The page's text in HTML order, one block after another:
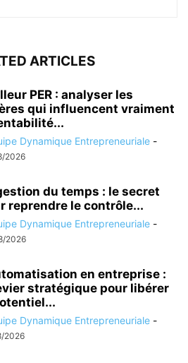
ARTICLES
PER : analyser les
qui influencent vraiment
Dynamique Entrepreneuriale -
2026
du temps : le secret
reprendre le contrôle...
Dynamique Entrepreneuriale -
2026
en entreprise :
stratégique pour libérer
Dynamique Entrepreneuriale -
2026